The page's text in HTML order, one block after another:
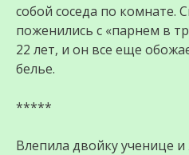
собой соседа по комнате.
поженились с «парнем в
22 лет, и он все еще
белье.
*****
Влепила двойку ученице